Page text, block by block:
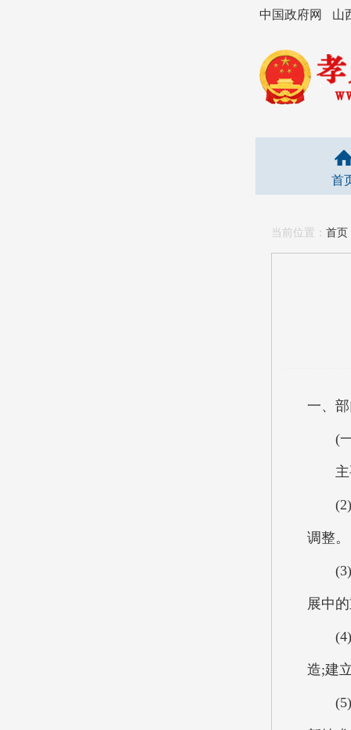
中国政府网 山
首
当前位置： 首页
一、
(一)
主要
(2)、
调整。
(3)、
展中
(4)、
造;建
(5)、